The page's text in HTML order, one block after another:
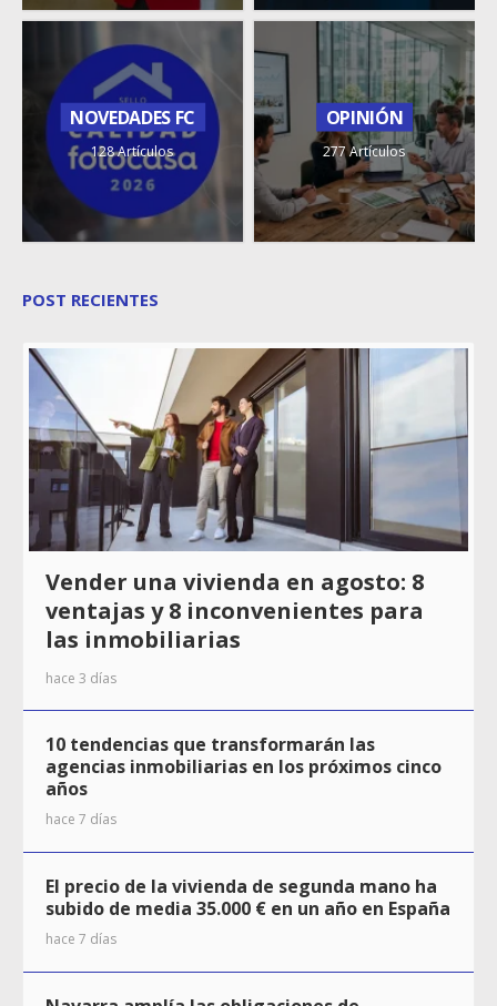
NOVEDADES FC
128 Artículos
OPINIÓN
277 Artículos
POST RECIENTES
Vender una vivienda en agosto: 8
ventajas y 8 inconvenientes para
las inmobiliarias
hace 3 días
10 tendencias que transformarán las
agencias inmobiliarias en los próximos cinco
años
hace 7 días
El precio de la vivienda de segunda mano ha
subido de media 35.000 € en un año en España
hace 7 días